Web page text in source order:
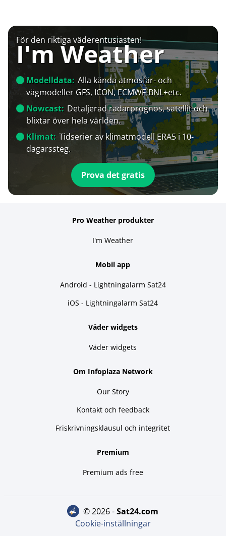
För den riktiga väderentusiasten!
I'm Weather
Modelldata: Alla kända atmosfär- och
vågmodeller GFS, ICON, ECMWF-BNL+etc.
Nowcast: Detaljerad radarprognos, satellit och
blixtar över hela världen.
Klimat: Tidserier av klimatmodell ERA5 i 10-
dagarssteg.
Prova det gratis
Pro Weather produkter
I'm Weather
Mobil app
Android - Lightningalarm Sat24
iOS - Lightningalarm Sat24
Väder widgets
Väder widgets
Om Infoplaza Network
Our Story
Kontakt och feedback
Friskrivningsklausul och integritet
Premium
Premium ads free
© 2026 - sat24.com
Cookie-inställningar